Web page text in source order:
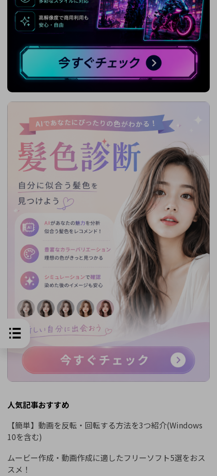
人気記事おすすめ
【簡単】動画を反転・回転する方法を3つ紹介(Windows
10を含む)
ムービー作成・動画作成に適したフリーソフト5選をおス
スメ！